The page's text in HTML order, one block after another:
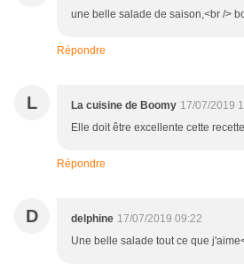
une belle salade de saison,<br />
Répondre
L La cuisine de Boomy 17/07/2019
Elle doit être excellente cette
Répondre
D delphine 17/07/2019 09:22
Une belle salade tout ce que